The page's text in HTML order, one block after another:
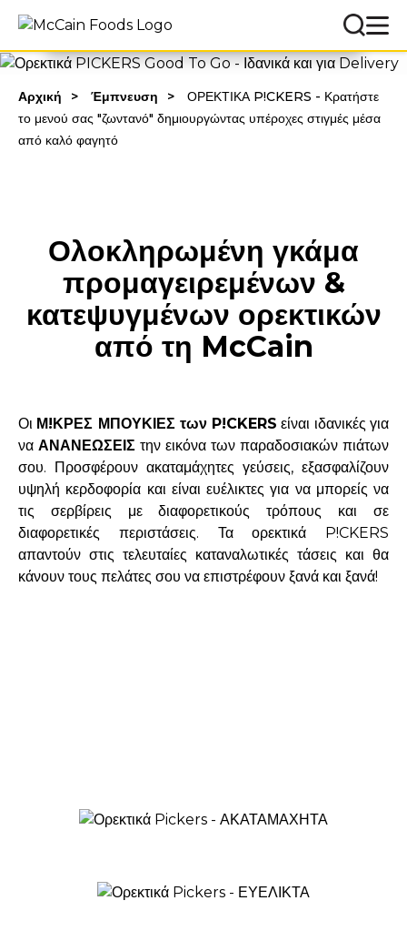
ΚΑΤΕΒΑΣΕ ΤΟΝ ΚΑΤΑΛΟΓΟ P!CKERS
Αρχική Έμπνευση
ΟΡΕΚΤΙΚΑ P!CKERS - Κρατήστε
το μενού σας "ζωντανό" δημιουργώντας υπέροχες στιγμές μέσα
από καλό φαγητό
Ολοκληρωμένη γκάμα
προμαγειρεμένων &
κατεψυγμένων ορεκτικών
από τη McCain
Οι Μ!ΚΡΕΣ ΜΠΟΥΚΙΕΣ των P!CKERS είναι ιδανικές για
να ΑΝΑΝΕΩΣΕΙΣ την εικόνα των παραδοσιακών πιάτων
σου. Προσφέρουν ακαταμάχητες γεύσεις, εξασφαλίζουν
υψηλή κερδοφορία και είναι ευέλικτες για να μπορείς να
τις σερβίρεις με διαφορετικούς τρόπους και σε
διαφορετικές περιστάσεις. Τα ορεκτικά P!CKERS
απαντούν στις τελευταίες καταναλωτικές τάσεις και θα
κάνουν τους πελάτες σου να επιστρέφουν ξανά και ξανά!